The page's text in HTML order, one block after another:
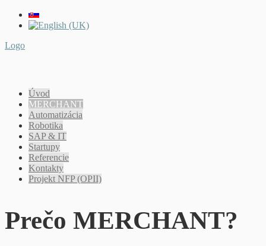
Logo
Úvod
MERCHANT
Automatizácia
Robotika
SAP & IT
Startupy
Referencie
Kontakty
Projekt NFP (OPII)
Prečo MERCHANT?